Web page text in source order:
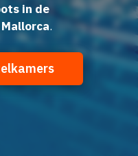
in de
.